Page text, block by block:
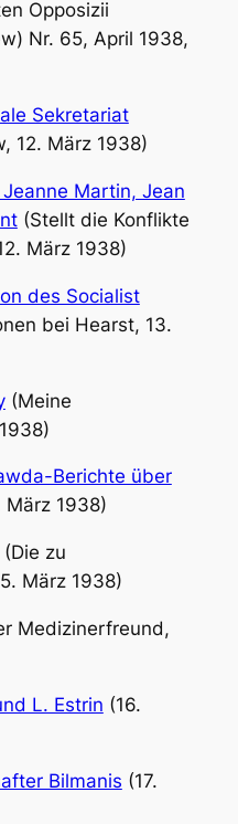
Opposizii
Nr. 65, April 1938,
Sekretariat
12. März 1938)
Martin, Jean
(Stellt die Konflikte
März 1938)
des Socialist
bei Hearst, 13.
(Meine
Berichte über
März 1938)
zu
März 1938)
Medizinerfreund,
L. Estrin (16.
Bilmanis (17.